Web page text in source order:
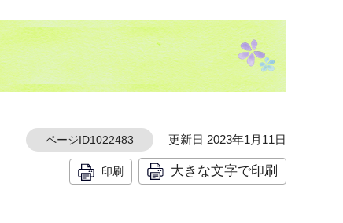
ページID1022483 更新日 2023年1月11日
印刷 大きな文字で印刷